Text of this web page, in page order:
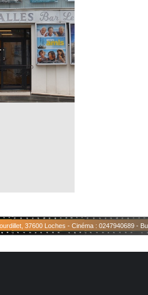
37600 Loches - Cinéma : 0247940689 -